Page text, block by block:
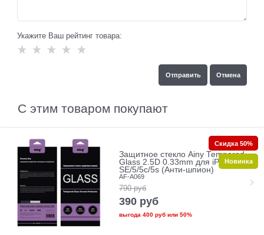
Укажите Ваш рейтинг товара:
С этим товаром покупают
Защитное стекло Ainy Tempered
Glass 2.5D 0.33mm для iPhone
SE/5/5c/5s (Анти-шпион)
AF-A069
790 руб
390 руб
выгода 400 рубили 50%
Скидка 50%
Новинка